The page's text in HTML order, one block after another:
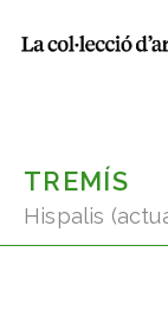
Menú
TREMÍS
Hispalis